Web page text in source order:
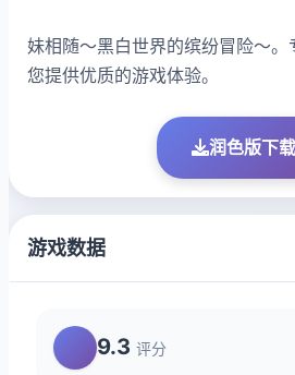
妹相随～黑白世界的缤纷冒险～。
您提供优质的游戏体验。
润色版下载
游戏数据
9.3 评分